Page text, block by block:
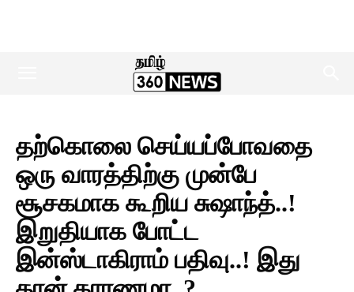
தற்கொலை செய்யப்போவதை
ஒரு வாரத்திற்கு முன்பே
சூசகமாக கூறிய சுஷாந்த்..!
இறுதியாக போட்ட
இன்ஸ்டாகிராம் பதிவு..! இது